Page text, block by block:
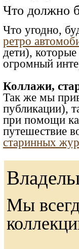
Что должно
Что угодно,
ретро
дети),
огромный
Коллажи,
Так же мы
публикации),
при помощи
путешествие
старинных
Мы